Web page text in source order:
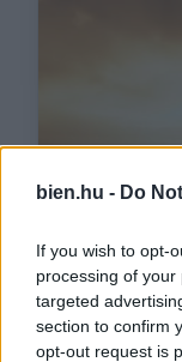
bien.hu - Do
If you wish to opt-
processing of
targeted
section to confirm
opt-out request is
Ezeket